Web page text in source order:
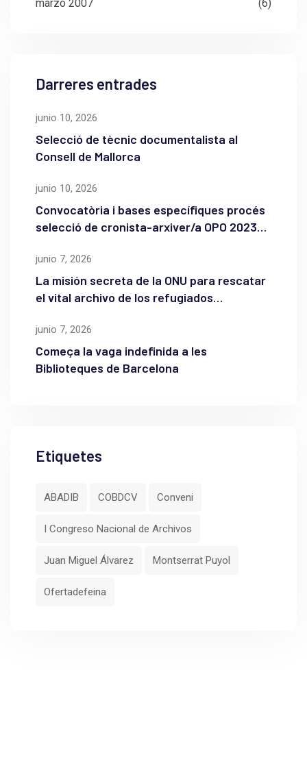
marzo 2007 (6)
Darreres entrades
junio 10, 2026
Selecció de tècnic documentalista al
Consell de Mallorca
junio 10, 2026
Convocatòria i bases específiques procés
selecció de cronista-arxiver/a OPO 2023
junio 7, 2026
La misión secreta de la ONU para rescatar
el vital archivo de los refugiados
junio 7, 2026
Começa la vaga indefinida a les
Biblioteques de Barcelona
Etiquetes
ABADIB COBDCV Conveni
I Congreso Nacional de Archivos
Juan Miguel Álvarez Montserrat Puyol
Ofertadefeina